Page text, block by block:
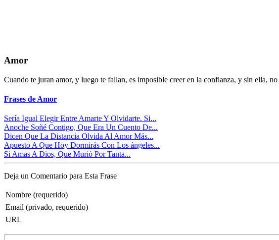
Amor
Cuando te juran amor, y luego te fallan, es imposible creer en la confianza, y sin ella, no
Frases de Amor
Sería Igual Elegir Entre Amarte Y Olvidarte. Si...
Anoche Soñé Contigo, Que Era Un Cuento De...
Dicen Que La Distancia Olvida Al Amor Más...
Apuesto A Que Hoy Dormirás Con Los ángeles...
Si Amas A Dios, Que Murió Por Tanta...
Deja un Comentario para Esta Frase
Nombre (requerido)
Email (privado, requerido)
URL